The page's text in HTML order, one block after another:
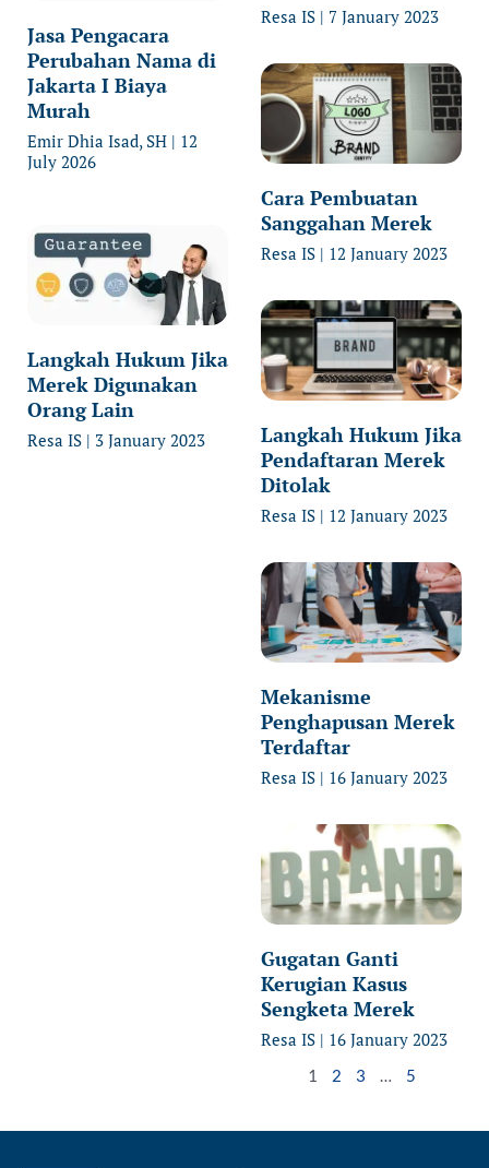
Jasa Pengacara
Perubahan Nama di
Jakarta I Biaya
Murah
Emir Dhia Isad, SH
12
July 2026
Langkah Hukum Jika
Merek Digunakan
Orang Lain
Resa IS 3 January 2023
Resa IS 7 January 2023
Cara Pembuatan
Sanggahan Merek
Resa IS 12 January 2023
Langkah Hukum Jika
Pendaftaran Merek
Ditolak
Resa IS 12 January 2023
Mekanisme
Penghapusan Merek
Terdaftar
Resa IS 16 January 2023
Gugatan Ganti
Kerugian Kasus
Sengketa Merek
Resa IS 16 January 2023
1 2 3 5